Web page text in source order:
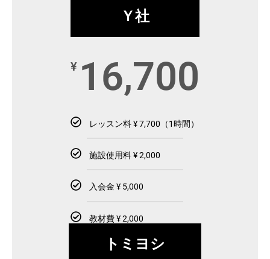
Ｙ社
¥ 16,700
レッスン料 ¥ 7,700（1時間）
施設使用料 ¥ 2,000
入会金 ¥ 5,000
教材費 ¥ 2,000
トミヨシ